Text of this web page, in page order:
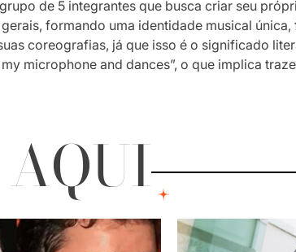
de 5 integrantes que busca criar seu
formando uma identidade musical
coreografias, já que isso é o significado
microphone and dances”, o que implica